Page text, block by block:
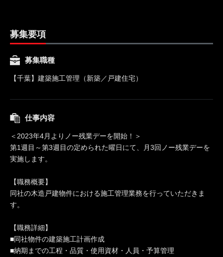
募集要項
募集職種
【千葉】建築施工管理（新築／戸建住宅）
仕事内容
＜2023年4月よりノー残業デーを開始！＞
第1週目～第3週目の定められた曜日にて、月3回ノー残業デーを
実施します。
【職務概要】
同社の木造戸建物件における施工管理業務を行っていただきま
す。
【職務詳細】
■同社物件の建築施工計画作成
■納期までの工程・品質・使用資材・人員・予算管理